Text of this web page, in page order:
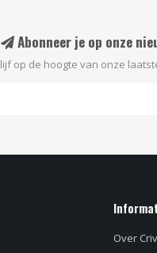
Abonneer je op onze
op de hoogte van onze
Over